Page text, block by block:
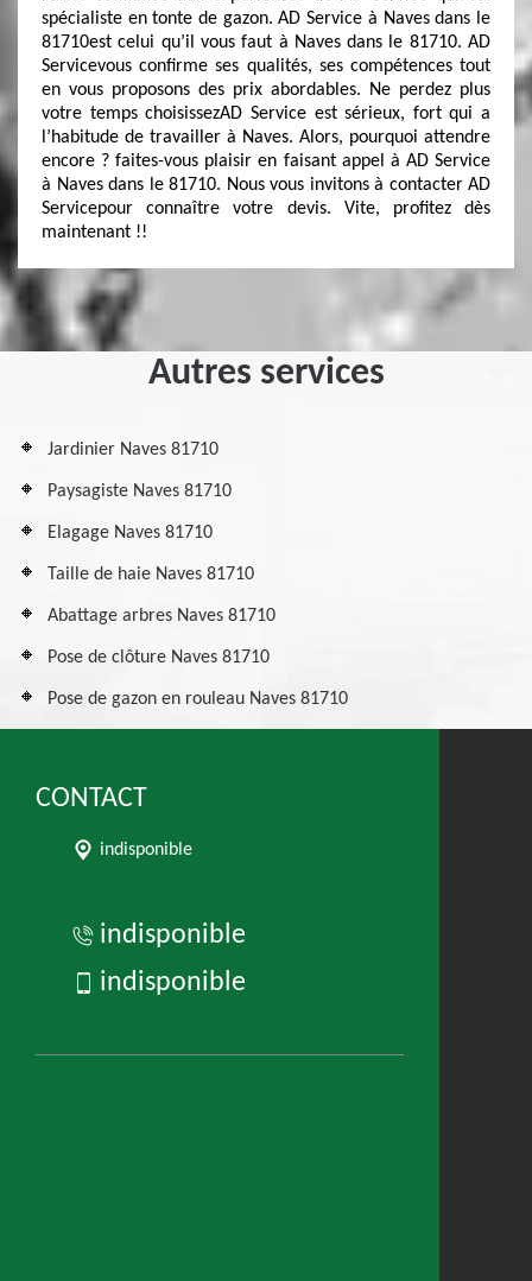
spécialiste en tonte de gazon. AD Service à Naves dans le
81710est celui qu’il vous faut à Naves dans le 81710. AD
Servicevous confirme ses qualités, ses compétences tout
en vous proposons des prix abordables. Ne perdez plus
votre temps choisissezAD Service est sérieux, fort qui a
l’habitude de travailler à Naves. Alors, pourquoi attendre
encore ? faites-vous plaisir en faisant appel à AD Service
à Naves dans le 81710. Nous vous invitons à contacter AD
Servicepour connaître votre devis. Vite, profitez dès
maintenant !!
Autres services
Jardinier Naves 81710
Paysagiste Naves 81710
Elagage Naves 81710
Taille de haie Naves 81710
Abattage arbres Naves 81710
Pose de clôture Naves 81710
Pose de gazon en rouleau Naves 81710
CONTACT
indisponible
indisponible
indisponible